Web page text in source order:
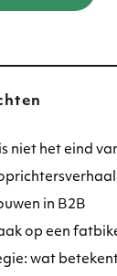
niet het eind
in B2B
op een
wat